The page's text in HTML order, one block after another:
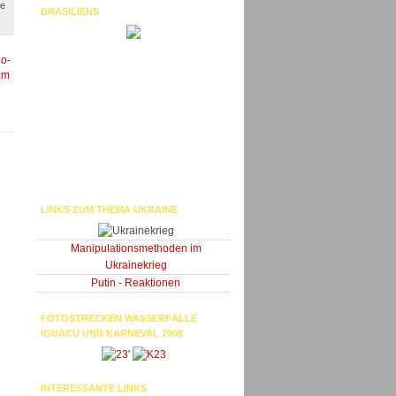
BRASILIENS
LINKS ZUM THEMA UKRAINE
Manipulationsmethoden im
Ukrainekrieg
Putin - Reaktionen
FOTOSTRECKEN WASSERFÄLLE
IGUACU UND KARNEVAL 2008
'
INTERESSANTE LINKS